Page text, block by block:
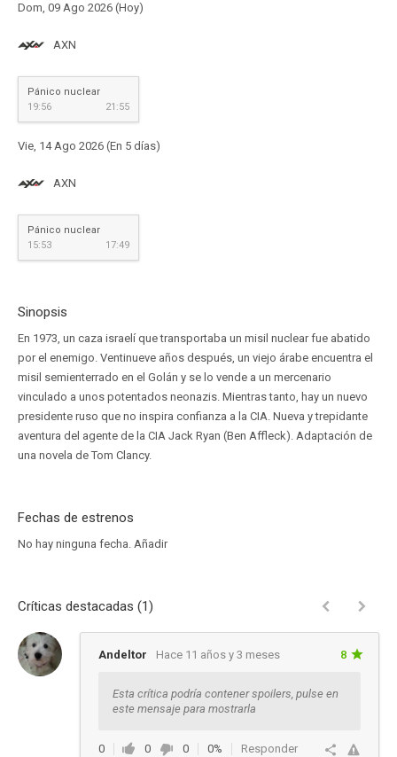
Dom, 09 Ago 2026 (Hoy)
AXN
Pánico nuclear
19:56
21:55
Vie, 14 Ago 2026 (En 5 días)
AXN
Pánico nuclear
15:53
17:49
Sinopsis
En 1973, un caza israelí que transportaba un misil nuclear fue abatido
por el enemigo. Ventinueve años después, un viejo árabe encuentra el
misil semienterrado en el Golán y se lo vende a un mercenario
vinculado a unos potentados neonazis. Mientras tanto, hay un nuevo
presidente ruso que no inspira confianza a la CIA. Nueva y trepidante
aventura del agente de la CIA Jack Ryan (Ben Affleck). Adaptación de
una novela de Tom Clancy.
Fechas de estrenos
No hay ninguna fecha. Añadir
Críticas destacadas (1)
Andeltor Hace 11 años y 3 meses 8
Esta crítica podría contener spoilers, pulse en
este mensaje para mostrarla
0 0 0 0% Responder